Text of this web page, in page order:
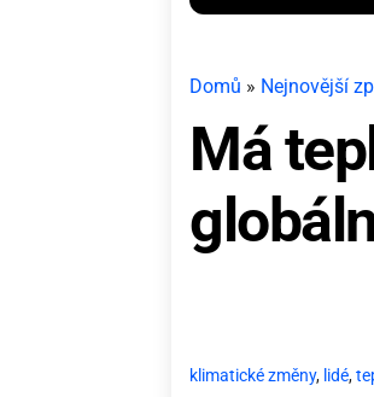
Domů » Nejnovější
Má
klimatické změny, lidé,